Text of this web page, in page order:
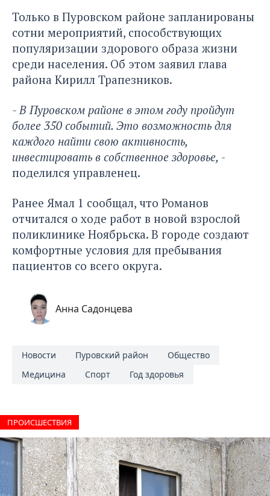
Только в Пуровском районе запланированы
сотни мероприятий, способствующих
популяризации здорового образа жизни
среди населения. Об этом заявил глава
района Кирилл Трапезников.
- В Пуровском районе в этом году пройдут
более 350 событий. Это возможность для
каждого найти свою активность,
инвестировать в собственное здоровье, -
поделился управленец.
Ранее Ямал 1 сообщал, что Романов
отчитался о ходе работ в новой взрослой
поликлинике Ноябрьска. В городе создают
комфортные условия для пребывания
пациентов со всего округа.
Анна Садонцева
Новости Пуровский район
Общество
Медицина
Спорт Год здоровья
ПРОИCШЕСТВИЯ